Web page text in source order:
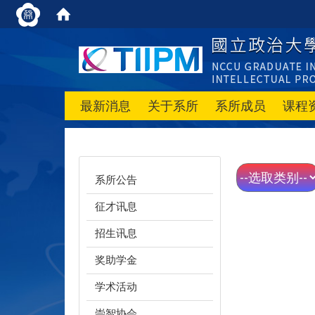
最新消息 关于系所 系所成员 课程
系所公告
征才讯息
招生讯息
奖助学金
学术活动